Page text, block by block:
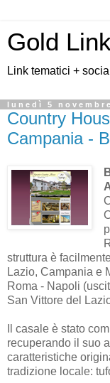
Gold
Link tematici +
lunedì 5
Country
Campania -
struttura è
Lazio, Campania e
Roma - Napoli
San Vittore del
Il casale è stato
recuperando il suo
caratteristiche
tradizione locale: